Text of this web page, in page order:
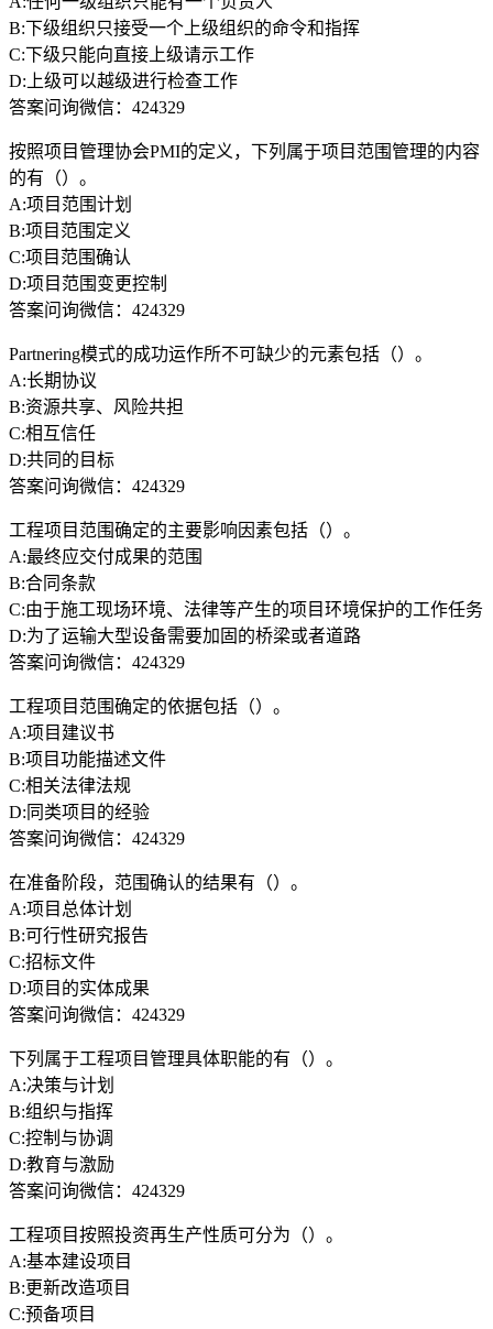
B:下级组织只接受一个上级组织的命令和指挥
C:下级只能向直接上级请示工作
D:上级可以越级进行检查工作
答案问询微信：424329
按照项目管理协会PMI的定义，下列属于项目范围管理的内容
的有（）。
A:项目范围计划
B:项目范围定义
C:项目范围确认
D:项目范围变更控制
答案问询微信：424329
Partnering模式的成功运作所不可缺少的元素包括（）。
A:长期协议
B:资源共享、风险共担
C:相互信任
D:共同的目标
答案问询微信：424329
工程项目范围确定的主要影响因素包括（）。
A:最终应交付成果的范围
B:合同条款
C:由于施工现场环境、法律等产生的项目环境保护的工作任务
D:为了运输大型设备需要加固的桥梁或者道路
答案问询微信：424329
工程项目范围确定的依据包括（）。
A:项目建议书
B:项目功能描述文件
C:相关法律法规
D:同类项目的经验
答案问询微信：424329
在准备阶段，范围确认的结果有（）。
A:项目总体计划
B:可行性研究报告
C:招标文件
D:项目的实体成果
答案问询微信：424329
下列属于工程项目管理具体职能的有（）。
A:决策与计划
B:组织与指挥
C:控制与协调
D:教育与激励
答案问询微信：424329
工程项目按照投资再生产性质可分为（）。
A:基本建设项目
B:更新改造项目
C:预备项目